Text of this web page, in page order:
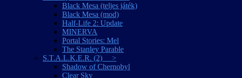
Black Mesa (teljes játék)
Black Mesa (mod)
Half-Life 2: Update
MINERVA
Portal Stories: Mel
The Stanley Parable
S.T.A.L.K.E.R. (2) >
Shadow of Chernobyl
Clear Sky